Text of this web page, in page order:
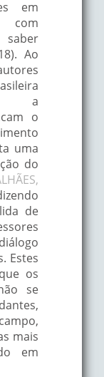
em
com
Ao
a
o
uma
do
de
Estes
os
se
mais
em